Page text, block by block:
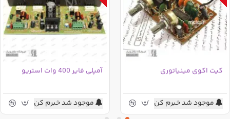
کیت اکوی مینیاتوری
موجود شد خبرم کن
آمپلی فایر 400 وات استریو
موجود شد خبرم کن